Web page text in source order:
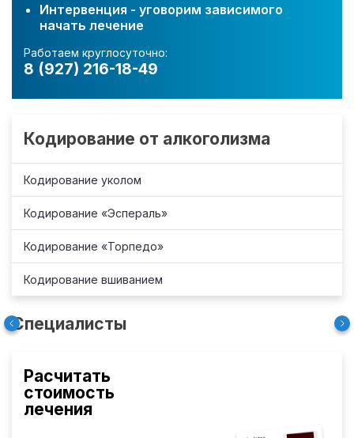
Интервенция - уговорим зависимого
начать лечение
Работаем круглосуточно:
8 (927) 216-18-49
Кодирование от алкоголизма
Кодирование уколом
Кодирование «Эспераль»
Кодирование «Торпедо»
Кодирование вшиванием
Специалисты
Расчитать
стоимость
лечения